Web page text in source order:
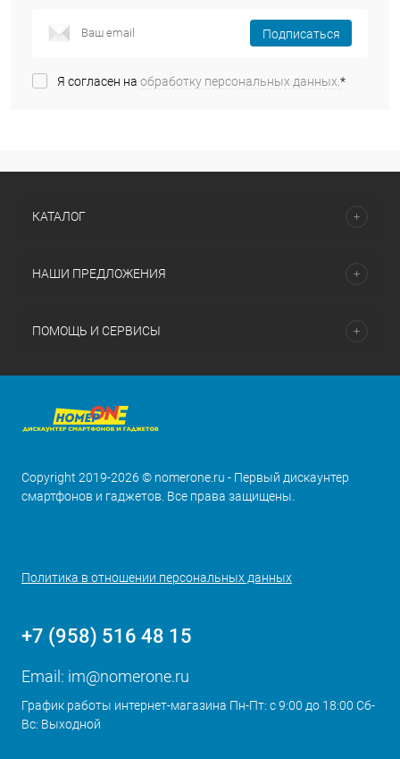
Подписаться
Я согласен на обработку персональных данных.*
КАТАЛОГ
НАШИ ПРЕДЛОЖЕНИЯ
ПОМОЩЬ И СЕРВИСЫ
Copyright 2019-2026 © nomerone.ru - Первый дискаунтер
смартфонов и гаджетов. Все права защищены.
Политика в отношении персональных данных
+7 (958) 516 48 15
Email: im@nomerone.ru
График работы интернет-магазина Пн-Пт: с 9:00 до 18:00 Сб-
Вс: Выходной